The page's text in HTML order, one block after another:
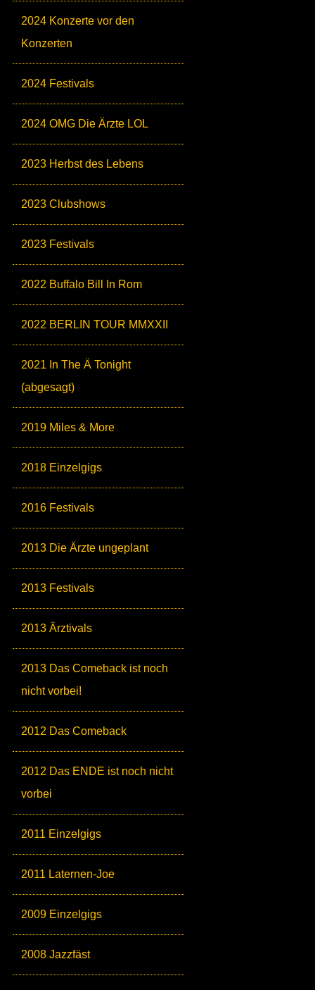
2024 Konzerte vor den
Konzerten
2024 Festivals
2024 OMG Die Ärzte LOL
2023 Herbst des Lebens
2023 Clubshows
2023 Festivals
2022 Buffalo Bill In Rom
2022 BERLIN TOUR MMXXII
2021 In The Ä Tonight
(abgesagt)
2019 Miles & More
2018 Einzelgigs
2016 Festivals
2013 Die Ärzte ungeplant
2013 Festivals
2013 Ärztivals
2013 Das Comeback ist noch
nicht vorbei!
2012 Das Comeback
2012 Das ENDE ist noch nicht
vorbei
2011 Einzelgigs
2011 Laternen-Joe
2009 Einzelgigs
2008 Jazzfäst